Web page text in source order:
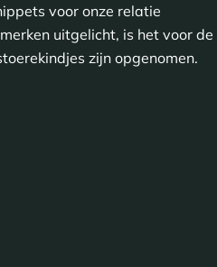
voor onze relatie
uitgelicht, is het voor de
zijn opgenomen.